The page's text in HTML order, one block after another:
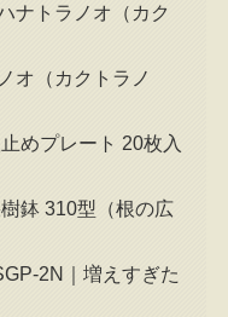
ナトラノオ（カク
オ（カクトラノ
めプレート 20枚入
鉢 310型（根の広
2N｜増えすぎた